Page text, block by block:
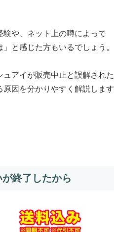
や、ネット上の噂によって
」と感じた方もいるでしょう。
ュアイが販売中止と誤解された
因を分かりやすく解説します
終了したから